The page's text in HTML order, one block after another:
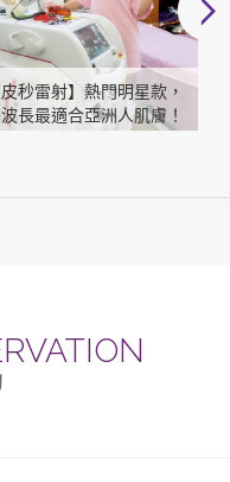
皮秒雷射】熱門明星款，
長最適合亞洲人肌膚！